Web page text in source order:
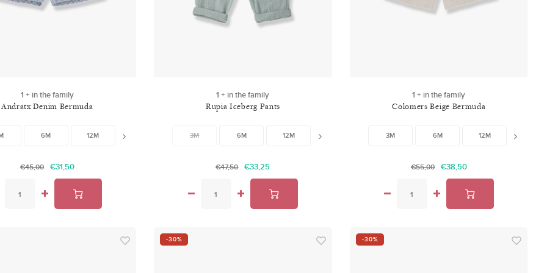
1 + in the family
Andratx Denim Bermuda
6M 12M 24M
€45,00 €31,50
1 + in the family
Rupia Iceberg Pants
3M 6M 12M 24M
€47,50 €33,25
1 + in the family
Colomers Beige Bermuda
3M 6M 12M
€55,00 €38,50
-30% -30%